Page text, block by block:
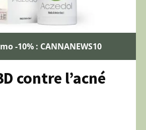
-10% : CANNANEWS10
contre l’acné